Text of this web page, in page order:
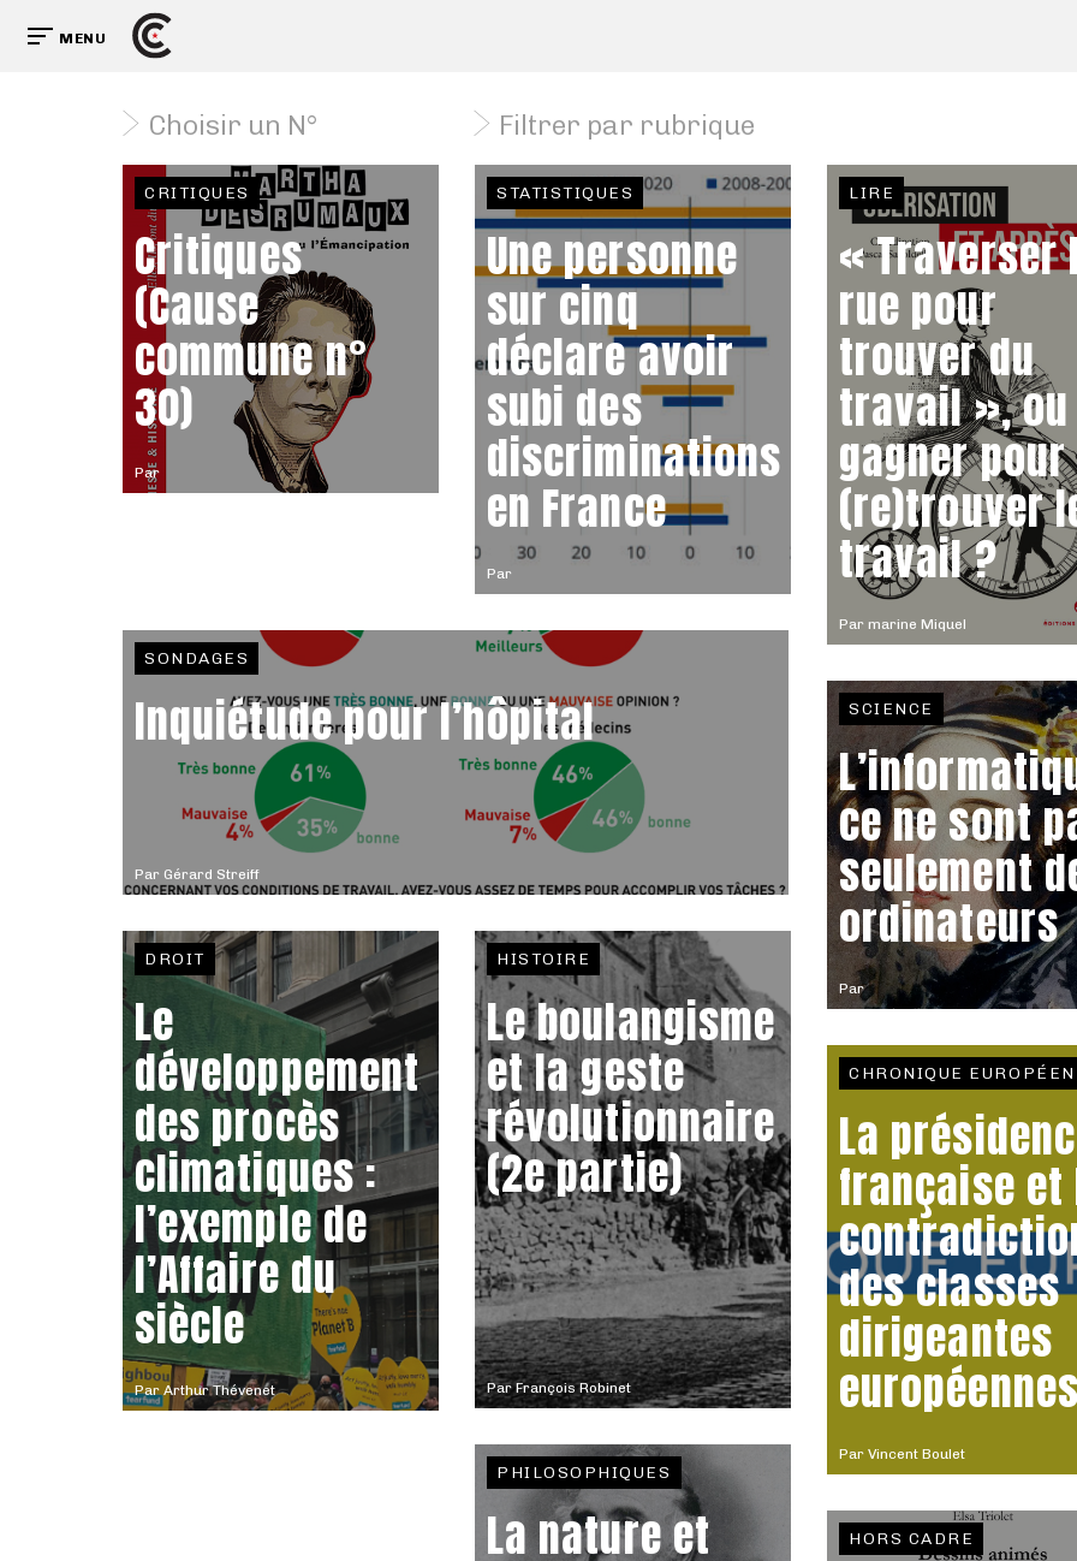
MENU
Choisir un N° Filtrer par rubrique
Par
CRITIQUES
Critiques
(Cause
commune n°
30)
Par
STATISTIQUES
Une personne
sur cinq
déclare avoir
subi des
discriminations
en France
Par marine Miquel
LIRE
« Traverser
rue pour
trouver du
travail »,
gagner pour
(re)trouver
travail ?
Par Gérard Streiff
SONDAGES
Inquiétude pour l’hôpital
Par
SCIENCE
ce ne sont
seulement
ordinateurs
ParArthur Thévenet
DROIT
Le
développement
des procès
climatiques :
l’exemple de
l’Affaire du
siècle
ParFrançois Robinet
HISTOIRE
Le boulangisme
et la geste
révolutionnaire
(2e partie)
Par Vincent Boulet
CHRONIQUE
La
française et
des classes
dirigeantes
PHILOSOPHIQUES
La nature et HORS CADRE